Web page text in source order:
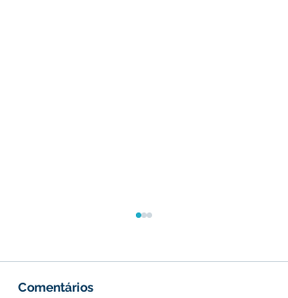
Comentários